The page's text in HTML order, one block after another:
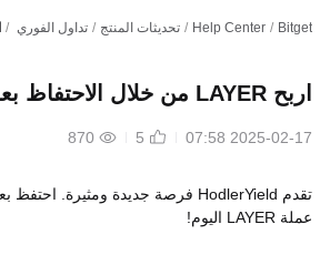
Bitget
/
Help Center
/ تحديثات المنتج / تداول الفوري /
اربح LAYER من خلال الاحتفاظ بعملة BGSOL
2025-02-17 07:58
5
870
تقدم HodlerYield فرصة جديدة ومثيرة. احتفظ
عملة LAYER اليوم!